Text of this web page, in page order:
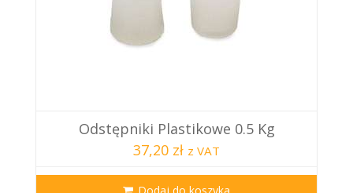
Odstępniki Plastikowe 0.5 Kg
37,20 zł z VAT